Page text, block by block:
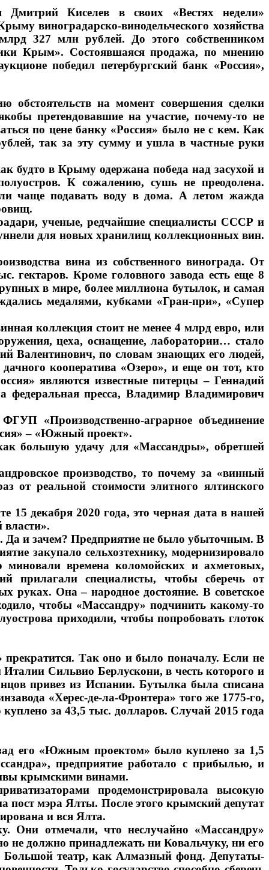
Киселев в своих «Вестях недели»
виноградарско-винодельческого хозяйства
327 млн рублей. До этого собственником
Крым». Состоявшаяся продажа, по мнению
победил петербургский банк «Россия»,
обстоятельств на момент совершения сделки
претендовавшие на участие, почему-то не
по цене банку «Россия» было не с кем. Как
так за эту сумму и ушла в частные руки
будто в Крыму одержана победа над засухой и
К сожалению, сушь не преодолена.
чаще подавать воду в дома. А летом жажда
ученые, редчайшие специалисты СССР и
для новых хранилищ коллекционных вин.
вина из собственного винограда. От
гектаров. Кроме головного завода есть еще 8
в мире, более миллиона бутылок, и самая
медалями, кубками «Гран-при», «Супер
коллекция стоит не менее 4 млрд евро, или
цеха, оснащение, лаборатории… стало
Валентинович, по словам знающих его людей,
кооператива «Озеро», и еще он тот, кто
являются известные питерцы – Геннадий
пресса, Владимир Владимирович
«Производственно-аграрное объединение
– «Южный проект».
большую удачу для «Массандры», обретшей
производство, то почему за «винный
от реальной стоимости элитного ялтинского
15 декабря 2020 года, это черная дата в нашей
Да и зачем? Предприятие не было убыточным. В
закупало сельхозтехнику, модернизировало
времена коломойских и ахметовых,
прилагали специалисты, чтобы сберечь от
руках. Она – народное достояние. В советское
чтобы «Массандру» подчинить какому-то
приходили, чтобы попробовать глоток
Так оно и было поначалу. Если не
Сильвио Берлускони, в честь которого и
привез из Испании. Бутылка была списана
«Херес-де-ла-Фронтера» того же 1775-го,
за 43,5 тыс. долларов. Случай 2015 года
его «Южным проектом» было куплено за 1,5
предприятие работало с прибылью, и
крымскими винами.
продемонстрировала высокую
пост мэра Ялты. После этого крымский депутат
и вся Ялта.
Они отмечали, что неслучайно «Массандру»
не должно принадлежать ни Ковальчуку, ни его
Большой театр, как Алмазный фонд. Депутаты-